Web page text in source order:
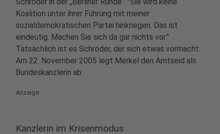
Koalition unter ihrer Führung mit meiner
sozialdemokratischen Partei hinkriegen. Das ist
eindeutig. Machen Sie sich da gar nichts vor."
Tatsächlich ist es Schröder, der sich etwas vormacht.
Am 22. November 2005 legt Merkel den Amtseid als
Bundeskanzlerin ab.
Anzeige
Kanzlerin im Krisenmodus